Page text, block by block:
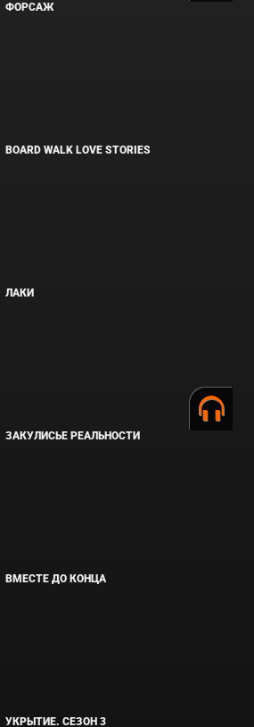
ФОРСАЖ
BOARD WALK LOVE STORIES
ЛАКИ
ЗАКУЛИСЬЕ РЕАЛЬНОСТИ
ВМЕСТЕ ДО КОНЦА
УКРЫТИЕ. СЕЗОН 3